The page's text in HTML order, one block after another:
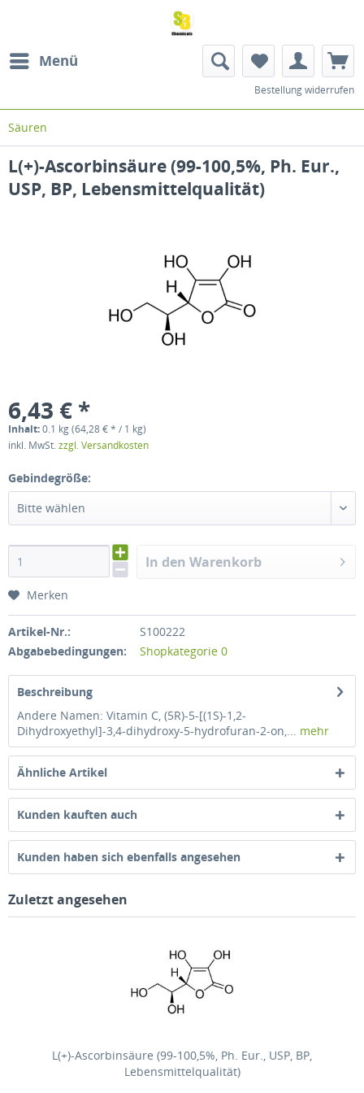
Menü
Bestellung widerrufen
Säuren
L(+)-Ascorbinsäure (99-100,5%, Ph. Eur.,
USP, BP, Lebensmittelqualität)
6,43 € *
Inhalt:0.1 kg (64,28 € * / 1 kg)
inkl. MwSt.zzgl. Versandkosten
Gebindegröße:
Bitte wählen
In den Warenkorb
Merken
Artikel-Nr.:
S100222
Abgabebedingungen:
Shopkategorie 0
Beschreibung
Andere Namen: Vitamin C, (5R)-5-[(1S)-1,2-
Dihydroxyethyl]-3,4-dihydroxy-5-hydrofuran-2-on,... mehr
Ähnliche Artikel
Kunden kauften auch
Kunden haben sich ebenfalls angesehen
Zuletzt angesehen
L(+)-Ascorbinsäure (99-100,5%, Ph. Eur., USP, BP,
Lebensmittelqualität)